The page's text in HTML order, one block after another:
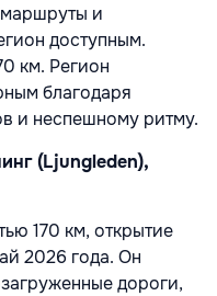
и
доступным.
км. Регион
благодаря
и неспешному ритму.
(Ljungleden),
170 км, открытие
2026 года. Он
дороги,